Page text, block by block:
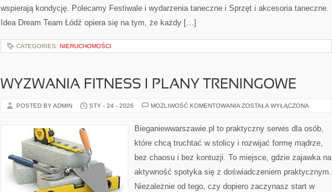
wspierają kondycję. Polecamy Festiwale i wydarzenia taneczne i Sprzęt i akcesoria taneczne.
Idea Dream Team Łódź opiera się na tym, że każdy […]
CATEGORIES: NIERUCHOMOŚCI
WYZWANIA FITNESS I PLANY TRENINGOWE
POSTED BY ADMIN STY - 24 - 2026 MOŻLIWOŚĆ KOMENTOWANIA WYZWANIA
PLANY
TRENINGOWE
ZOSTAŁA WYŁĄCZONA
Bieganiewwarszawie.pl to praktyczny serwis dla osób,
które chcą truchtać w stolicy i rozwijać formę mądrze,
bez chaosu i bez kontuzji. To miejsce, gdzie zajawka na
aktywność spotyka się z doświadczeniem praktycznym.
Niezależnie od tego, czy dopiero zaczynasz start w